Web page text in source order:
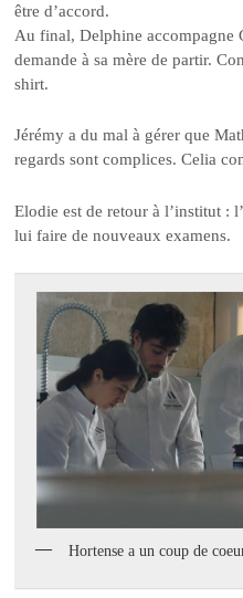
être d’accord.
Au final, Delphine accompagne
demande à sa mère de partir.
shirt.
Jérémy a du mal à gérer que
regards sont complices. Celia
Elodie est de retour à l’institut :
lui faire de nouveaux examens.
Hortense a un coup de